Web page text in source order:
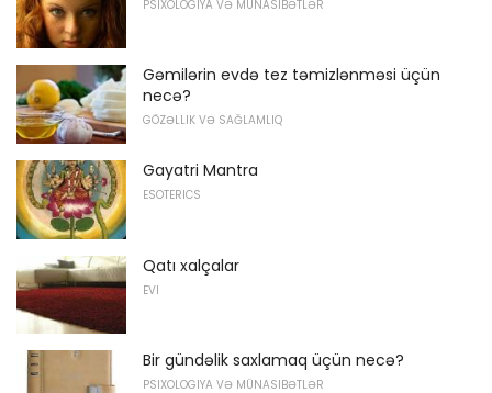
PSIXOLOGIYA VƏ MÜNASIBƏTLƏR
Gəmilərin evdə tez təmizlənməsi üçün
necə?
GÖZƏLLIK VƏ SAĞLAMLIQ
Gayatri Mantra
ESOTERICS
Qatı xalçalar
EVI
Bir gündəlik saxlamaq üçün necə?
PSIXOLOGIYA VƏ MÜNASIBƏTLƏR